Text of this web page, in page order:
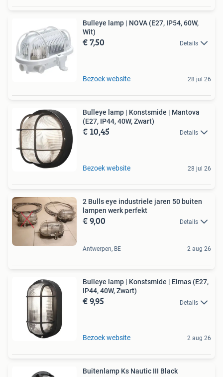
Bulleye lamp | NOVA (E27, IP54, 60W,
Wit)
€ 7,50 Details
Bezoek website 28 jul 26
Bulleye lamp | Konstsmide | Mantova
(E27, IP44, 40W, Zwart)
€ 10,45 Details
Bezoek website 28 jul 26
2 Bulls eye industriele jaren 50 buiten
lampen werk perfekt
€ 9,00 Details
Antwerpen, BE 2 aug 26
Bulleye lamp | Konstsmide | Elmas (E27,
IP44, 40W, Zwart)
€ 9,95 Details
Bezoek website 2 aug 26
Buitenlamp Ks Nautic III Black